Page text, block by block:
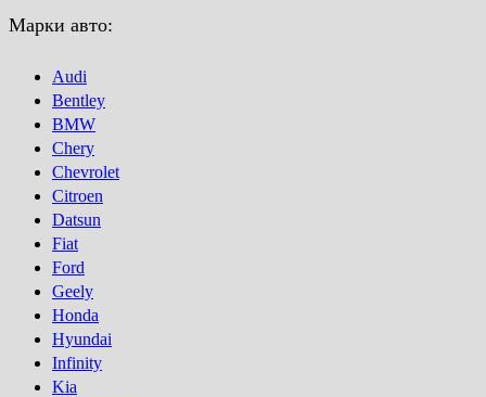
Марки авто:
Audi
Bentley
BMW
Chery
Chevrolet
Citroen
Datsun
Fiat
Ford
Geely
Honda
Hyundai
Infinity
Kia